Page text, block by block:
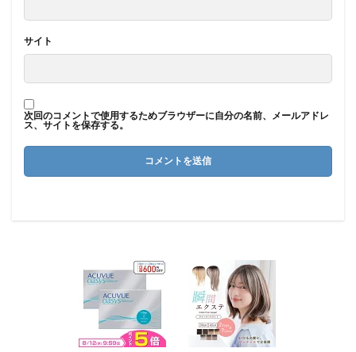
サイト
次回のコメントで使用するためブラウザーに自分の名前、メールアドレ
ス、サイトを保存する。